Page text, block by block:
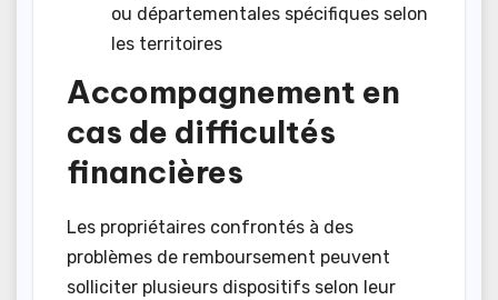
ou départementales spécifiques selon
les territoires
Accompagnement en
cas de difficultés
financières
Les propriétaires confrontés à des
problèmes de remboursement peuvent
solliciter plusieurs dispositifs selon leur